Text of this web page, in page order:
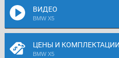
ВИДЕО
BMW X5
ЦЕНЫ И КОМПЛЕКТАЦИИ
BMW X5